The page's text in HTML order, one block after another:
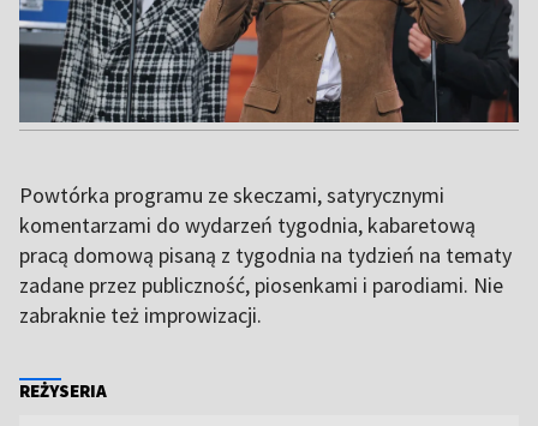
Powtórka programu ze skeczami, satyrycznymi
komentarzami do wydarzeń tygodnia, kabaretową
pracą domową pisaną z tygodnia na tydzień na tematy
zadane przez publiczność, piosenkami i parodiami. Nie
zabraknie też improwizacji.
REŻYSERIA